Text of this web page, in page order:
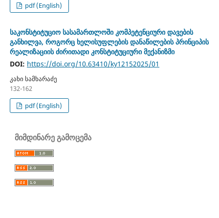
pdf (English)
საკონსტიტუციო სასამართლოში კომპეტენციური დავების
განხილვა, როგორც ხელისუფლების დანაწილების პრინციპის
რეალიზაციის ძირითადი კონსტიტუციური მექანიზმი
DOI: https://doi.org/10.63410/ky12152025/01
კახი სამხარაძე
132-162
pdf (English)
მიმდინარე გამოცემა